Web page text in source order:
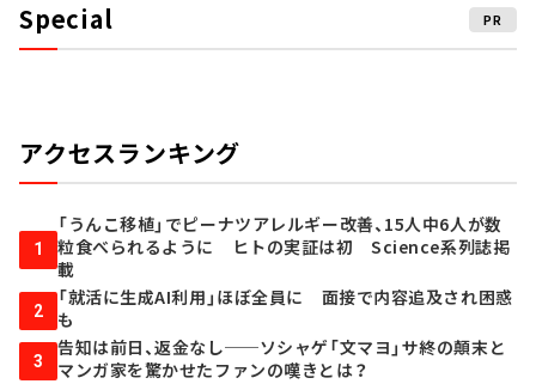
Special PR
アクセスランキング
1
「うんこ移植」でピーナツアレルギー改善、15人中6人が数
粒食べられるように ヒトの実証は初 Science系列誌掲
載
2
「就活に生成AI利用」ほぼ全員に 面接で内容追及され困惑
も
3
告知は前日、返金なし──ソシャゲ「文マヨ」サ終の顛末と
マンガ家を驚かせたファンの嘆きとは？